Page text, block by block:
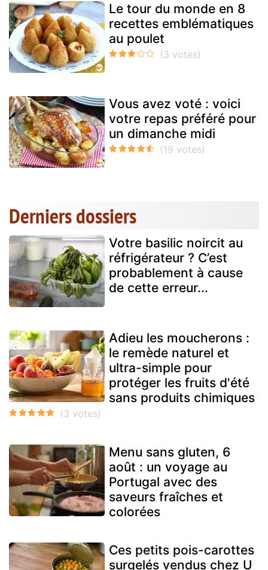
Le tour du monde en 8
recettes emblématiques
au poulet
Vous avez voté : voici
votre repas préféré pour
un dimanche midi
Derniers dossiers
Votre basilic noircit au
réfrigérateur ? C’est
probablement à cause
de cette erreur...
Adieu les moucherons :
le remède naturel et
ultra-simple pour
protéger les fruits d'été
sans produits chimiques
Menu sans gluten, 6
août : un voyage au
Portugal avec des
saveurs fraîches et
colorées
Ces petits pois-carottes
surgelés vendus chez U